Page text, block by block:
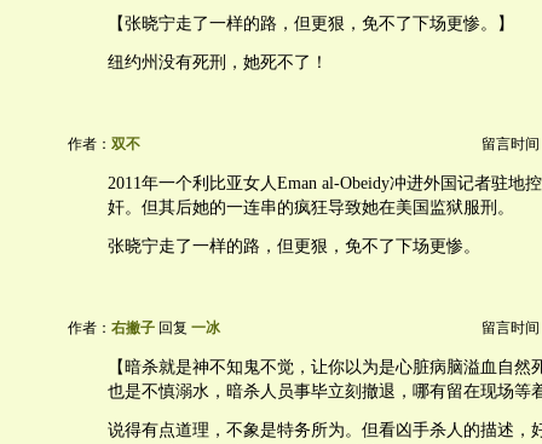
【张晓宁走了一样的路，但更狠，免不了下场更惨。】
纽约州没有死刑，她死不了！
作者： 双不 留言时间
2011年一个利比亚女人Eman al-Obeidy冲进外国记者驻地
奸。但其后她的一连串的疯狂导致她在美国监狱服刑。
张晓宁走了一样的路，但更狠，免不了下场更惨。
作者： 右撇子 回复 一冰 留言时间
【暗杀就是神不知鬼不觉，让你以为是心脏病脑溢血自然
也是不慎溺水，暗杀人员事毕立刻撤退，哪有留在现场等
说得有点道理，不象是特务所为。但看凶手杀人的描述，